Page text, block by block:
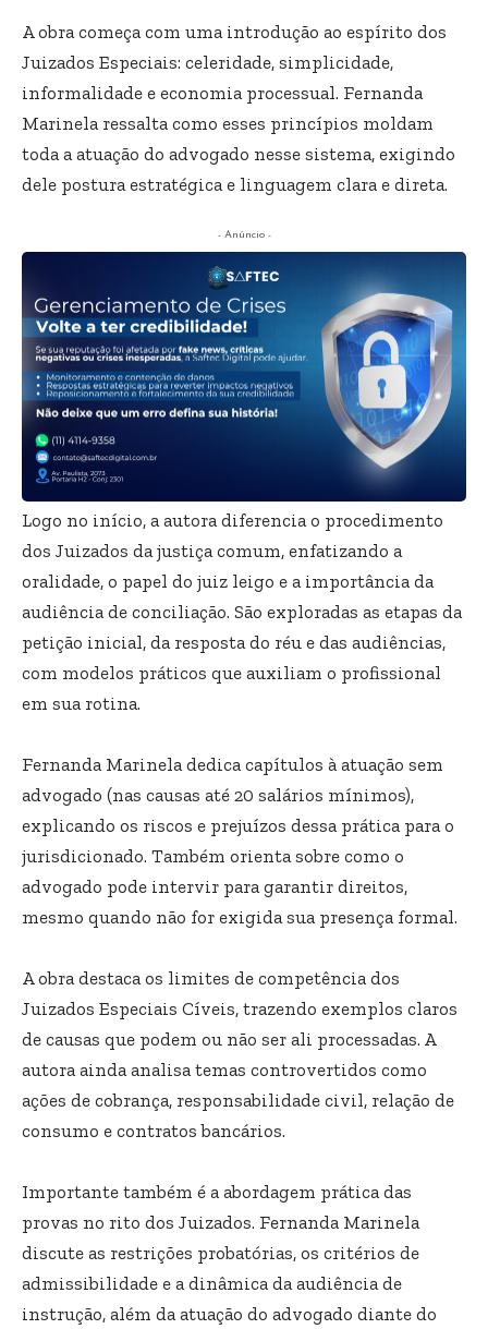
A obra começa com uma introdução ao espírito dos
Juizados Especiais: celeridade, simplicidade,
informalidade e economia processual. Fernanda
Marinela ressalta como esses princípios moldam
toda a atuação do advogado nesse sistema, exigindo
dele postura estratégica e linguagem clara e direta.
- Anúncio -
Logo no início, a autora diferencia o procedimento
dos Juizados da justiça comum, enfatizando a
oralidade, o papel do juiz leigo e a importância da
audiência de conciliação. São exploradas as etapas da
petição inicial, da resposta do réu e das audiências,
com modelos práticos que auxiliam o profissional
em sua rotina.
Fernanda Marinela dedica capítulos à atuação sem
advogado (nas causas até 20 salários mínimos),
explicando os riscos e prejuízos dessa prática para o
jurisdicionado. Também orienta sobre como o
advogado pode intervir para garantir direitos,
mesmo quando não for exigida sua presença formal.
A obra destaca os limites de competência dos
Juizados Especiais Cíveis, trazendo exemplos claros
de causas que podem ou não ser ali processadas. A
autora ainda analisa temas controvertidos como
ações de cobrança, responsabilidade civil, relação de
consumo e contratos bancários.
Importante também é a abordagem prática das
provas no rito dos Juizados. Fernanda Marinela
discute as restrições probatórias, os critérios de
admissibilidade e a dinâmica da audiência de
instrução, além da atuação do advogado diante do